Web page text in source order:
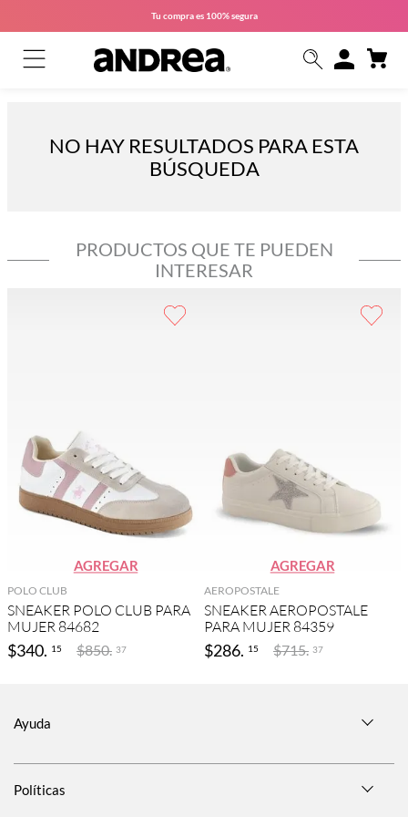
Tu compra es 100% segura
NO HAY RESULTADOS PARA ESTA
BÚSQUEDA
PRODUCTOS QUE TE PUEDEN
INTERESAR
AGREGAR
POLO CLUB
SNEAKER POLO CLUB PARA
MUJER 84682
$340. 15 $850. 37
AGREGAR
AEROPOSTALE
SNEAKER AEROPOSTALE
PARA MUJER 84359
$286. 15 $715. 37
Ayuda
Políticas